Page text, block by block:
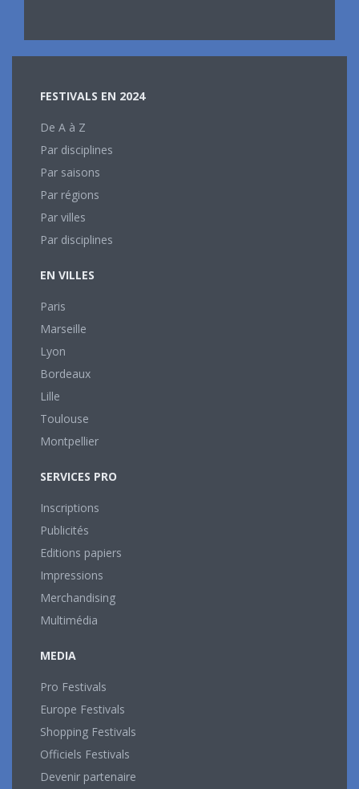
FESTIVALS EN 2024
De A à Z
Par disciplines
Par saisons
Par régions
Par villes
Par disciplines
EN VILLES
Paris
Marseille
Lyon
Bordeaux
Lille
Toulouse
Montpellier
SERVICES PRO
Inscriptions
Publicités
Editions papiers
Impressions
Merchandising
Multimédia
MEDIA
Pro Festivals
Europe Festivals
Shopping Festivals
Officiels Festivals
Devenir partenaire